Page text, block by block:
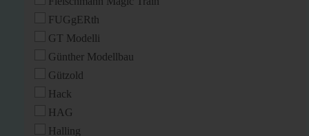
FUGgERth
GT Modelli
Günther Modellbau
Gützold
Hack
HAG
Halling